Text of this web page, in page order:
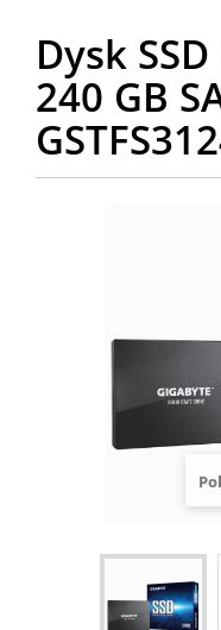
Dysk
240 GB